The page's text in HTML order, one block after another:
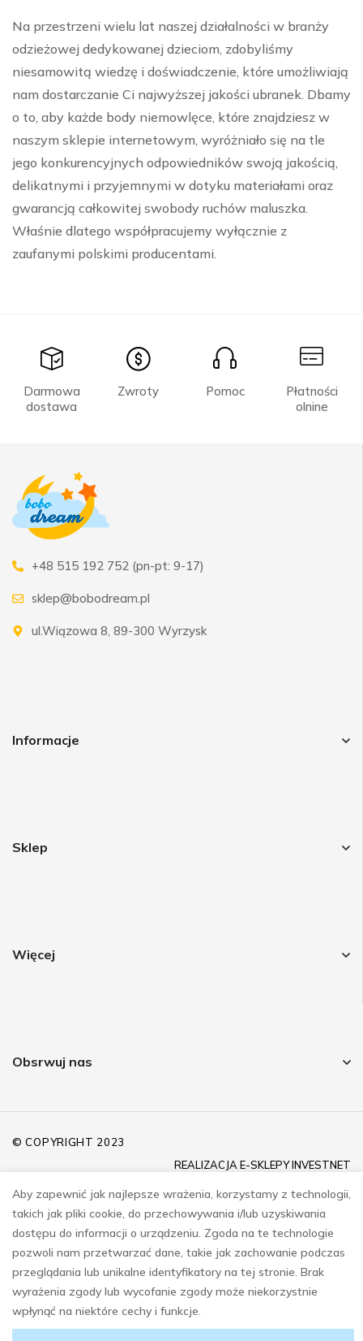
Na przestrzeni wielu lat naszej działalności w branży
odzieżowej dedykowanej dzieciom, zdobyliśmy
niesamowitą wiedzę i doświadczenie, które umożliwiają
nam dostarczanie Ci najwyższej jakości ubranek. Dbamy
o to, aby każde body niemowlęce, które znajdziesz w
naszym sklepie internetowym, wyróżniało się na tle
jego konkurencyjnych odpowiedników swoją jakością,
delikatnymi i przyjemnymi w dotyku materiałami oraz
gwarancją całkowitej swobody ruchów maluszka.
Właśnie dlatego współpracujemy wyłącznie z
zaufanymi polskimi producentami.
Darmowa
dostawa
Zwroty Pomoc
Płatności
olnine
+48 515 192 752 (pn-pt: 9-17)
sklep@bobodream.pl
ul.Wiązowa 8, 89-300 Wyrzysk
Informacje
Sklep
Więcej
Obsrwuj nas
© COPYRIGHT 2023
REALIZACJA E-SKLEPY INVESTNET
Aby zapewnić jak najlepsze wrażenia, korzystamy z technologii,
takich jak pliki cookie, do przechowywania i/lub uzyskiwania
dostępu do informacji o urządzeniu. Zgoda na te technologie
pozwoli nam przetwarzać dane, takie jak zachowanie podczas
przeglądania lub unikalne identyfikatory na tej stronie. Brak
wyrażenia zgody lub wycofanie zgody może niekorzystnie
wpłynąć na niektóre cechy i funkcje.